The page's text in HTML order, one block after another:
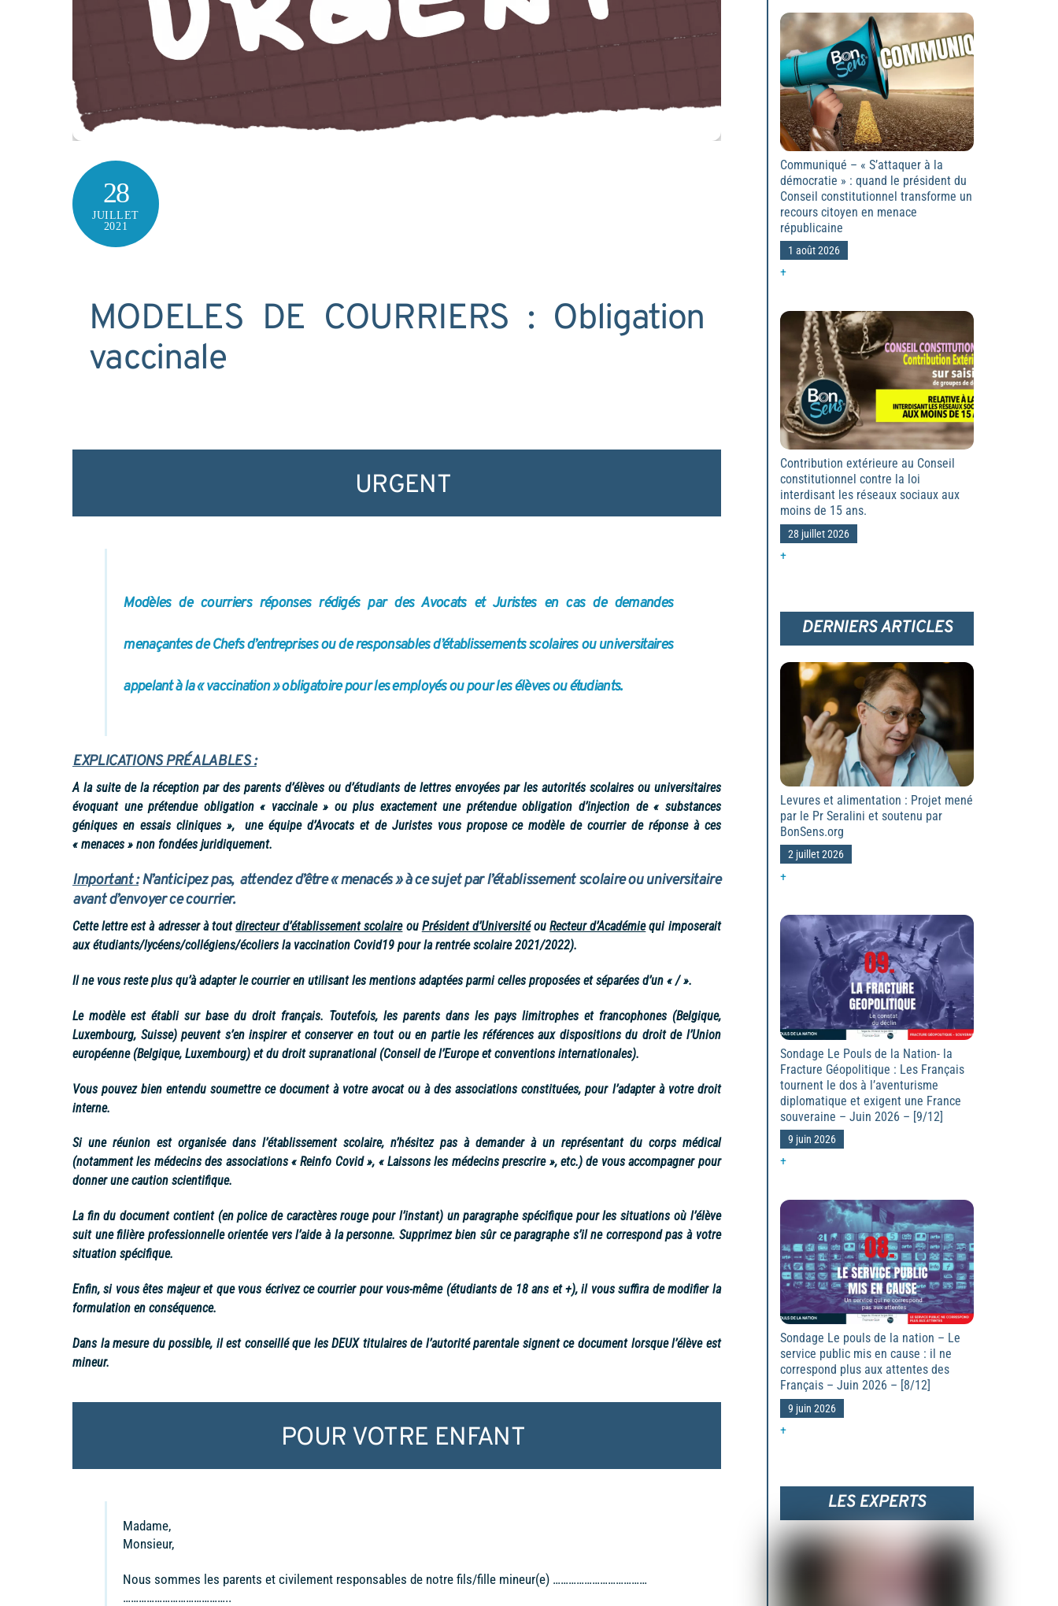
28
JUILLET
2021
MODELES DE COURRIERS : Obligation
vaccinale
URGENT
Modèles de courriers réponses rédigés par des Avocats et Juristes en cas de demandes
menaçantes de Chefs d’entreprises ou de responsables d’établissements scolaires ou universitaires
appelant à la « vaccination » obligatoire pour les employés ou pour les élèves ou étudiants.
EXPLICATIONS PRÉALABLES :
A la suite de la réception par des parents d’élèves ou d’étudiants de lettres envoyées par les autorités scolaires ou universitaires
évoquant une prétendue obligation « vaccinale » ou plus exactement une prétendue obligation d’injection de « substances
géniques en essais cliniques », une équipe d’Avocats et de Juristes vous propose ce modèle de courrier de réponse à ces
« menaces » non fondées juridiquement.
Important :N’anticipez pas, attendez d’être « menacés » à ce sujet par l’établissement scolaire ou universitaire
avant d’envoyer ce courrier.
Cette lettre est à adresser à toutdirecteur d’établissement scolaireou Président d’UniversitéouRecteur d’Académiequi imposerait
aux étudiants/lycéens/collégiens/écoliers la vaccination Covid19 pour la rentrée scolaire 2021/2022).
Il ne vous reste plus qu’à adapter le courrier en utilisant les mentions adaptées parmi celles proposées et séparées d’un « / ».
Le modèle est établi sur base du droit français. Toutefois, les parents dans les pays limitrophes et francophones (Belgique,
Luxembourg, Suisse) peuvent s’en inspirer et conserver en tout ou en partie les références aux dispositions du droit de l’Union
européenne (Belgique, Luxembourg) et du droit supranational (Conseil de l’Europe et conventions internationales).
Vous pouvez bien entendu soumettre ce document à votre avocat ou à des associations constituées, pour l’adapter à votre droit
interne.
Si une réunion est organisée dans l’établissement scolaire, n’hésitez pas à demander à un représentant du corps médical
(notamment les médecins des associations « Reinfo Covid », « Laissons les médecins prescrire », etc.) de vous accompagner pour
donner une caution scientifique.
La fin du document contient (en police de caractères rouge pour l’instant) un paragraphe spécifique pour les situations où l’élève
suit une filière professionnelle orientée vers l’aide à la personne. Supprimez bien sûr ce paragraphe s’il ne correspond pas à votre
situation spécifique.
Enfin, si vous êtes majeur et que vous écrivez ce courrier pour vous-même (étudiants de 18 ans et +), il vous suffira de modifier la
formulation en conséquence.
Dans la mesure du possible, il est conseillé que les DEUX titulaires de l’autorité parentale signent ce document lorsque l’élève est
mineur.
POUR VOTRE ENFANT
Madame,
Monsieur,
Nous sommes les parents et civilement responsables de notre fils/fille mineur(e) ………………………………
…………………………………..
Communiqué – « S’attaquer à la
démocratie » : quand le président du
Conseil constitutionnel transforme un
recours citoyen en menace
républicaine
1 août 2026
+
Contribution extérieure au Conseil
constitutionnel contre la loi
interdisant les réseaux sociaux aux
moins de 15 ans.
28 juillet 2026
+
DERNIERS ARTICLES
Levures et alimentation : Projet mené
par le Pr Seralini et soutenu par
BonSens.org
2 juillet 2026
+
Sondage Le Pouls de la Nation- la
Fracture Géopolitique : Les Français
tournent le dos à l’aventurisme
diplomatique et exigent une France
souveraine – Juin 2026 – [9/12]
9 juin 2026
+
Sondage Le pouls de la nation – Le
service public mis en cause : il ne
correspond plus aux attentes des
Français – Juin 2026 – [8/12]
9 juin 2026
+
LES EXPERTS